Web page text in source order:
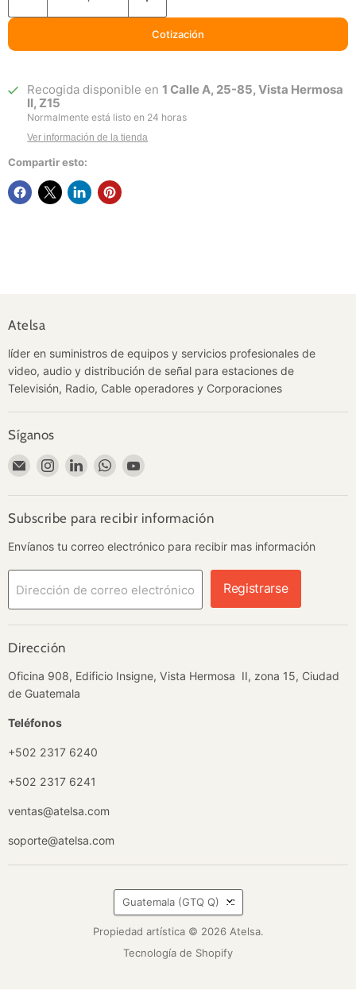
Cotización
Recogida disponible en1 Calle A, 25-85, Vista Hermosa
II, Z15
Normalmente está listo en 24 horas
Ver información de la tienda
Compartir esto:
Atelsa
líder en suministros de equipos y servicios profesionales de
video, audio y distribución de señal para estaciones de
Televisión, Radio, Cable operadores y Corporaciones
Síganos
Encuéntrenos
Correo
electrónico
Encuéntrenos
Instagram
Encuéntrenos
LinkedIn
Encuéntrenos
WhatsApp
Encuéntrenos
YouTube
Subscribe para recibir información
Envíanos tu correo electrónico para recibir mas información
Dirección de correo electrónico Registrarse
Dirección
Oficina 908, Edificio Insigne, Vista Hermosa II, zona 15, Ciudad
de Guatemala
Teléfonos
+502 2317 6240
+502 2317 6241
ventas@atelsa.com
soporte@atelsa.com
País
Guatemala (GTQ Q)
Propiedad artística © 2026 Atelsa.
Tecnología de Shopify